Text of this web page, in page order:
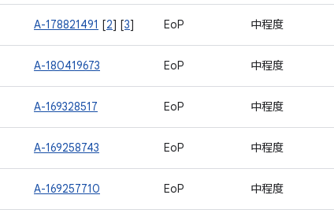
A-178821491 [2] [3] EoP 中程度
A-180419673 EoP 中程度
A-169328517 EoP 中程度
A-169258743 EoP 中程度
A-169257710 EoP 中程度